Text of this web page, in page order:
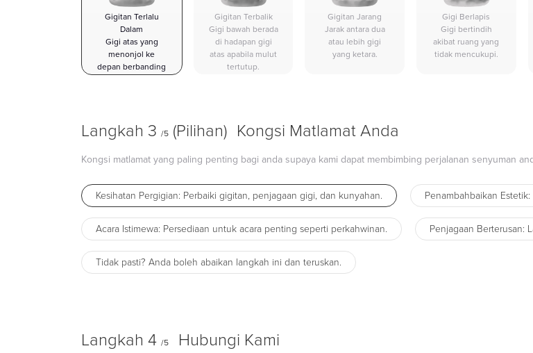
Gigitan Terlalu
Dalam
Gigi atas yang
menonjol ke
depan berbanding
gigi bawah.
Gigitan Terbalik
Gigi bawah berada
di hadapan gigi
atas apabila mulut
tertutup.
Gigitan Jarang
Jarak antara dua
atau lebih gigi
yang ketara.
Gigi Berlapis
Gigi bertindih
akibat ruang yang
tidak mencukupi.
Langkah 3 /5 (Pilihan) Kongsi Matlamat Anda
Kongsi matlamat yang paling penting bagi anda supaya kami dapat membimbing perjalanan senyuman
Kesihatan Pergigian: Perbaiki gigitan, penjagaan gigi, dan kunyahan. Penambahbaikan
Acara Istimewa: Persediaan untuk acara penting seperti perkahwinan. Penjagaan Berterusan:
Tidak pasti? Anda boleh abaikan langkah ini dan teruskan.
Langkah 4 /5 Hubungi Kami